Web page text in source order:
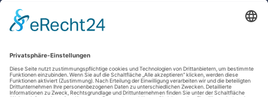
08:00-12:00 Uhr und 13:00-17:00 Uhr
08:00-12:00 Uhr und 13:00-16:00 Uhr
Samstag